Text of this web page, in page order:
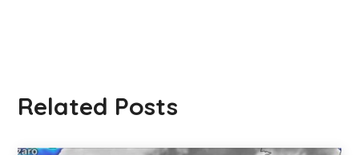
Related Posts